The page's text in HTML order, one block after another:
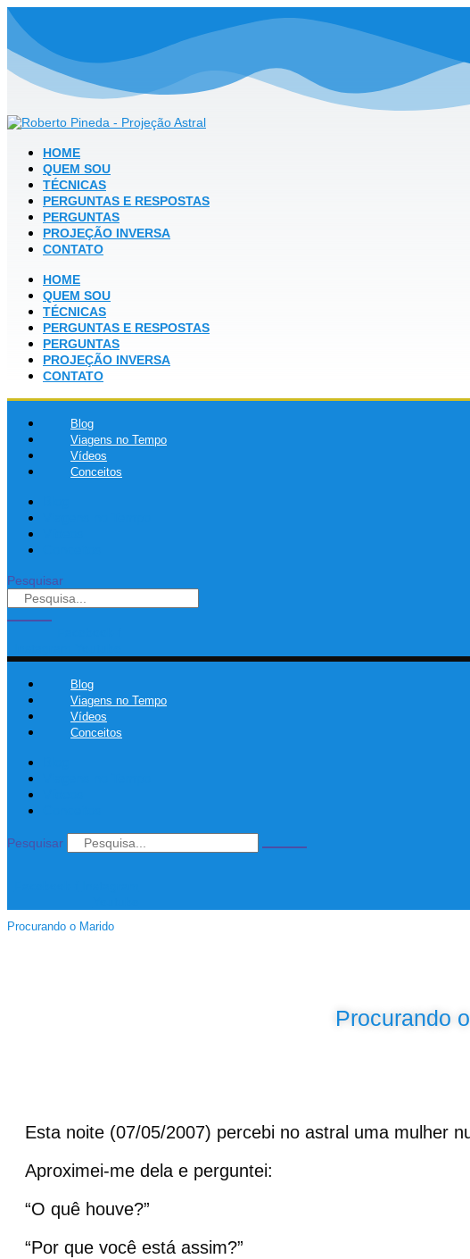
HOME
QUEM SOU
TÉCNICAS
PERGUNTAS E RESPOSTAS
PERGUNTAS
PROJEÇÃO INVERSA
CONTATO
HOME
QUEM SOU
TÉCNICAS
PERGUNTAS E RESPOSTAS
PERGUNTAS
PROJEÇÃO INVERSA
CONTATO
Blog
Viagens no Tempo
Vídeos
Conceitos
Pesquisar
Blog
Viagens no Tempo
Vídeos
Conceitos
Pesquisar
Procurando o Marido
Procurando
Esta noite (07/05/2007) percebi no astral uma mulher
Aproximei-me dela e perguntei:
“O quê houve?”
“Por que você está assim?”